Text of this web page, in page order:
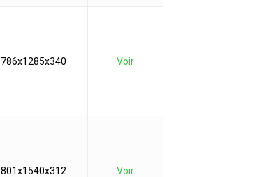
786x1285x340 Voir
801x1540x312 Voir